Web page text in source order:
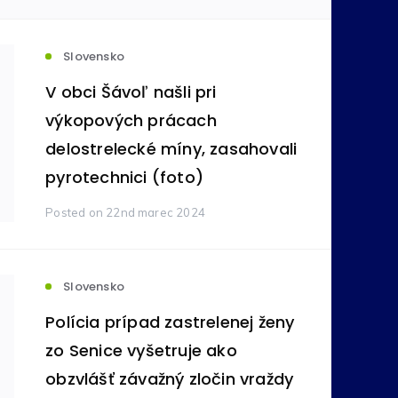
(236)
(105) Bankovníctvo
(24) Reality (16)
(6)
Zdravie (3)
Slovensko
V obci Šávoľ našli pri
výkopových prácach
delostrelecké míny, zasahovali
pyrotechnici (foto)
Posted on 22nd marec 2024
Slovensko
Polícia prípad zastrelenej ženy
zo Senice vyšetruje ako
obzvlášť závažný zločin vraždy